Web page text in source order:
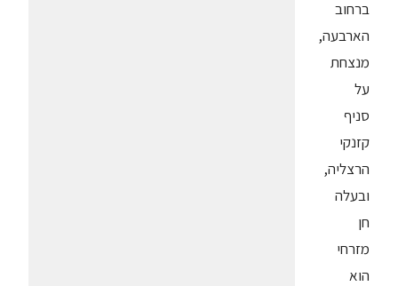
ברחוב
הארבעה,
מנצחת
על
סניף
קזנקי
הרצליה,
ובעלה
חן
מזרחי
הוא